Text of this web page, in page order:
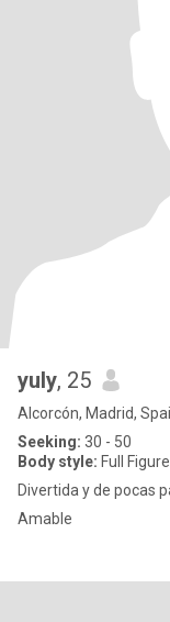
yuly, 25
Alcorcón, Madrid,
Seeking: 30 - 50
Body style: Full
Divertida y de pocas
Amable